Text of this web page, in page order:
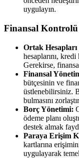
uygulayın.
Finansal
Ortak
hesaplarını, kredi
Gerekirse,
Finansal
bütçesinin ve
üstlenebilirsiniz.
bulmasını
Borç Yönetimi:
ödeme planı
destek almak
Paraya Erişim
kartlarına
uygulayarak